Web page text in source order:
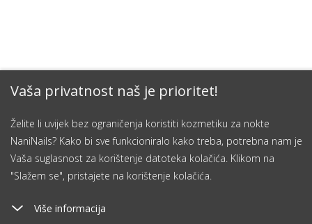
Vaša privatnost naš je prioritet!
Želite li uvijek bez ograničenja koristiti kozmetiku za nokte
NaniNails? Kako bi sve funkcioniralo kako treba, potrebna nam je
Vaša suglasnost za korištenje datoteka kolačića. Klikom na
"Slažem se", pristajete na korištenje kolačića.
Više informacija